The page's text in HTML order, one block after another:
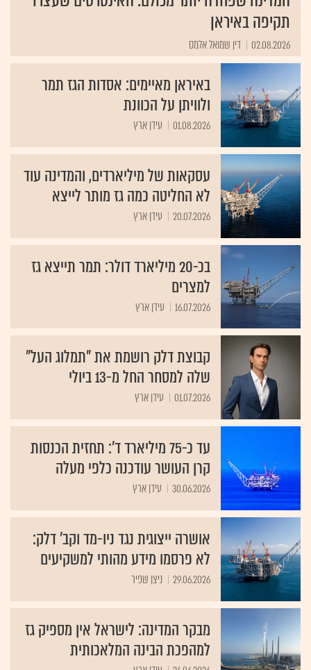
תקיפה באיראן
02.08.2026 דין שמואל אלמס
באיראן מאיימים: אסדות הגז תמר
ולוויתן על הכוונת
01.08.2026 עידן ארץ
עסקאות של מיליארדים, והמדינה עוד
לא החליטה כמה גז מותר לייצא
20.07.2026 עידן ארץ
בכ-20 מיליארד דולר: תמר תייצא גז
למצרים
16.07.2026 עידן ארץ
קבוצת דלק רושמת את "תמלוג העל"
שלה למסחר החל מ-13 ביולי
01.07.2026 עידן ארץ
עד כ-75 מיליארד ד': תחזית הכנסות
קרן העושר עודכנה כלפי מעלה
30.06.2026 עידן ארץ
אושרה ייצוגית נגד ניו-מד וקב' דלק:
לא פרסמו מידע מהותי למשקיעים
29.06.2026 ניצן שפיר
מבקר המדינה: לישראל אין מספיק גז
למהפכת הבינה המלאכותית